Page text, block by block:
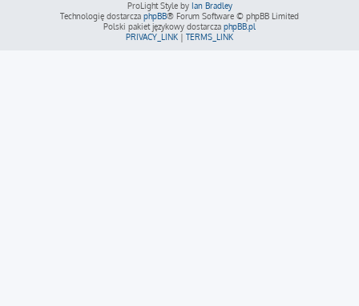
ProLight Style by Ian Bradley
Technologię dostarcza phpBB® Forum Software © phpBB Limited
Polski pakiet językowy dostarcza phpBB.pl
PRIVACY_LINK | TERMS_LINK